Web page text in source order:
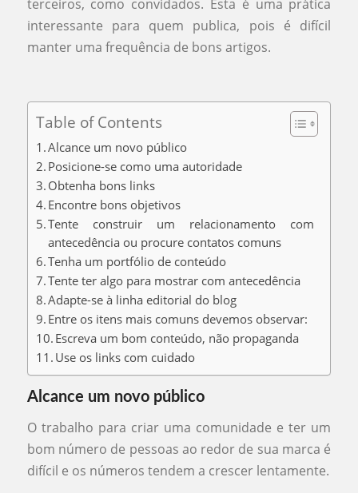
terceiros, como convidados. Esta é uma prática
interessante para quem publica, pois é difícil
manter uma frequência de bons artigos.
Table of Contents
Alcance um novo público
Posicione-se como uma autoridade
Obtenha bons links
Encontre bons objetivos
Tente construir um relacionamento com
antecedência ou procure contatos comuns
Tenha um portfólio de conteúdo
Tente ter algo para mostrar com antecedência
Adapte-se à linha editorial do blog
Entre os itens mais comuns devemos observar:
Escreva um bom conteúdo, não propaganda
Use os links com cuidado
Alcance um novo público
O trabalho para criar uma comunidade e ter um
bom número de pessoas ao redor de sua marca é
difícil e os números tendem a crescer lentamente.